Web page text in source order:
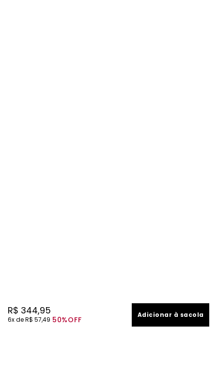
R$ 344,95
6 R$ 57,49 50%OFF
Adicionar à sacola